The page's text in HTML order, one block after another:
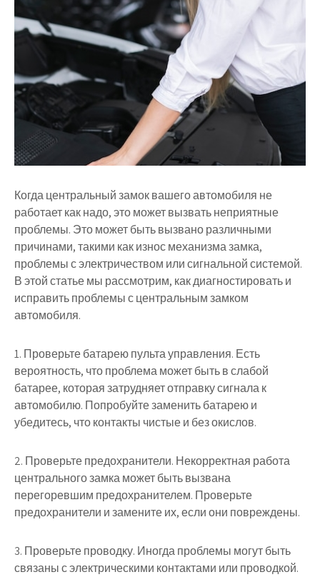
Когда центральный замок вашего автомобиля не
работает как надо, это может вызвать неприятные
проблемы. Это может быть вызвано различными
причинами, такими как износ механизма замка,
проблемы с электричеством или сигнальной системой.
В этой статье мы рассмотрим, как диагностировать и
исправить проблемы с центральным замком
автомобиля.
1. Проверьте батарею пульта управления. Есть
вероятность, что проблема может быть в слабой
батарее, которая затрудняет отправку сигнала к
автомобилю. Попробуйте заменить батарею и
убедитесь, что контакты чистые и без окислов.
2. Проверьте предохранители. Некорректная работа
центрального замка может быть вызвана
перегоревшим предохранителем. Проверьте
предохранители и замените их, если они повреждены.
3. Проверьте проводку. Иногда проблемы могут быть
связаны с электрическими контактами или проводкой.